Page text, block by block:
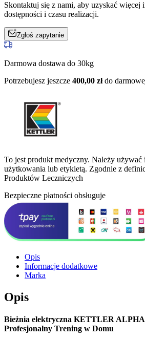
Skontaktuj się z nami, aby uzyskać więcej
dostępności i czasu realizacji.
Zgłoś zapytanie
Darmowa dostawa do 30kg
Potrzebujesz jeszcze 400,00 złdo
To jest produkt medyczny. Należy używać
użytkowania lub etykietą. Zgodnie z
Produktów Leczniczych
Bezpieczne płatności obsługuje
Opis
Informacje dodatkowe
Marka
Opis
Bieżnia elektryczna KETTLER
Profesjonalny Trening w Domu